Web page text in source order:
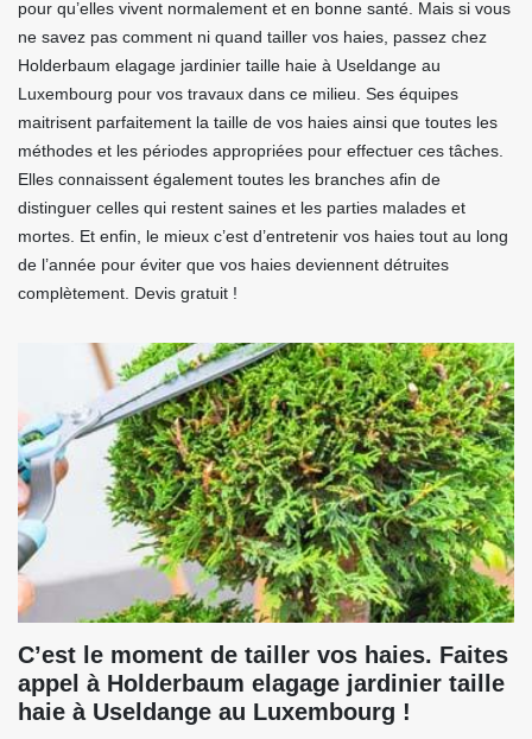
pour qu’elles vivent normalement et en bonne santé. Mais si vous
ne savez pas comment ni quand tailler vos haies, passez chez
Holderbaum elagage jardinier taille haie à Useldange au
Luxembourg pour vos travaux dans ce milieu. Ses équipes
maitrisent parfaitement la taille de vos haies ainsi que toutes les
méthodes et les périodes appropriées pour effectuer ces tâches.
Elles connaissent également toutes les branches afin de
distinguer celles qui restent saines et les parties malades et
mortes. Et enfin, le mieux c’est d’entretenir vos haies tout au long
de l’année pour éviter que vos haies deviennent détruites
complètement. Devis gratuit !
C’est le moment de tailler vos haies. Faites
appel à Holderbaum elagage jardinier taille
haie à Useldange au Luxembourg !